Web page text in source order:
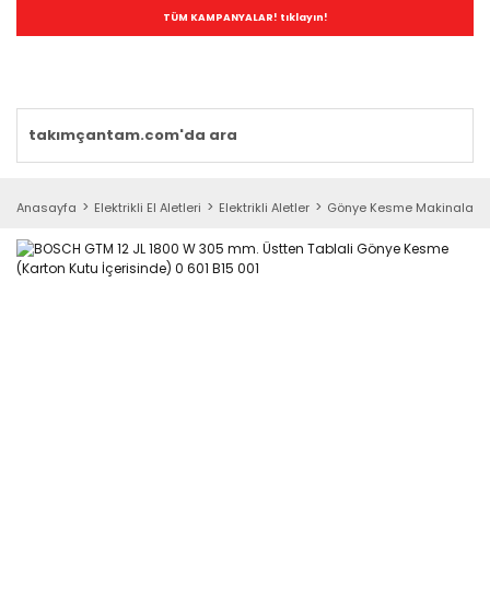
TÜM KAMPANYALAR! tıklayın!
Anasayfa Elektrikli El Aletleri Elektrikli Aletler Gönye Kesme Makinaları